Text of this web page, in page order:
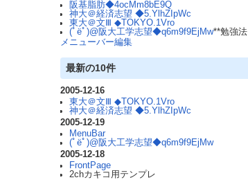
阪基脂肪◆4ocMm8bE9Q
神大＠経済志望 ◆5.YlhZIpWc
東大＠文Ⅲ ◆TOKYO.1Vro
(ﾟёﾟ)@阪大工学志望◆q6m9f9EjMw**勉強法
メニューバー編集
最新の10件
2005-12-16
東大＠文Ⅲ ◆TOKYO.1Vro
神大＠経済志望 ◆5.YlhZIpWc
2005-12-19
MenuBar
(ﾟёﾟ)@阪大工学志望◆q6m9f9EjMw
2005-12-18
FrontPage
2chカキコ用テンプレ